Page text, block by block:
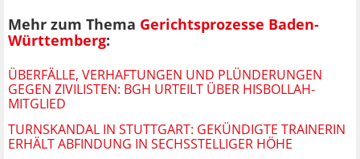
Mehr zum Thema Gerichtsprozesse Baden-
Württemberg:
ÜBERFÄLLE, VERHAFTUNGEN UND PLÜNDERUNGEN
GEGEN ZIVILISTEN: BGH URTEILT ÜBER HISBOLLAH-
MITGLIED
TURNSKANDAL IN STUTTGART: GEKÜNDIGTE TRAINERIN
ERHÄLT ABFINDUNG IN SECHSSTELLIGER HÖHE